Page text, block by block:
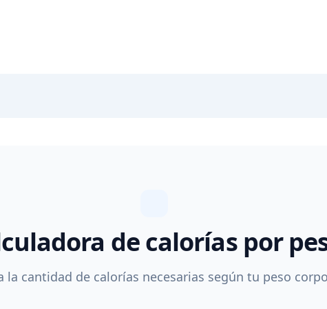
de calorías por
la cantidad de calorías necesarias según tu peso